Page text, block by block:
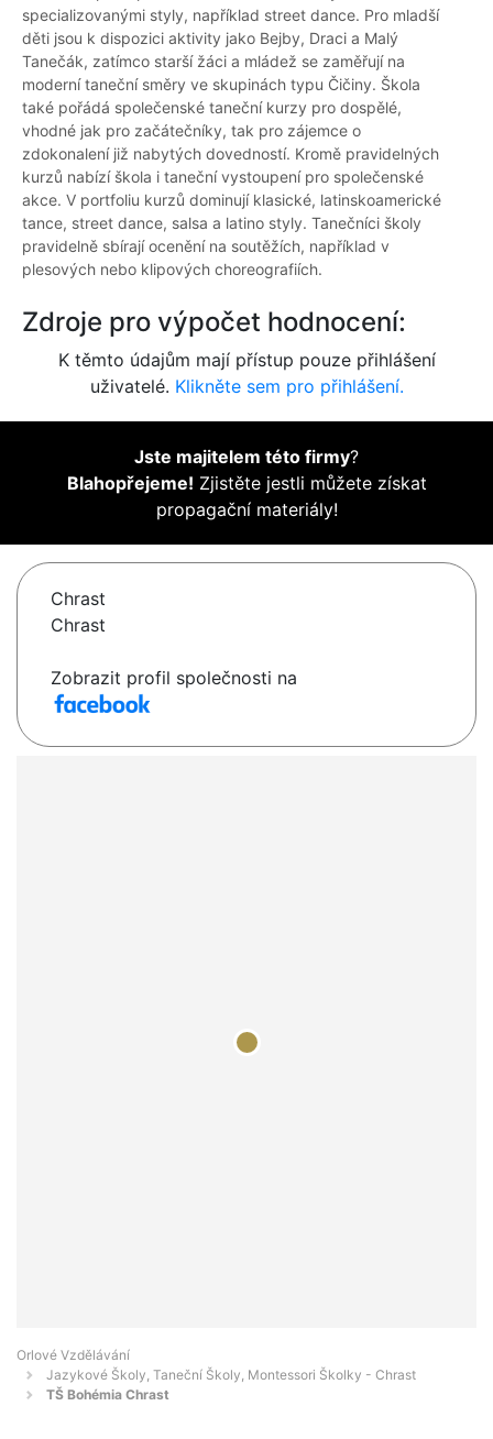
specializovanými styly, například street dance. Pro mladší
děti jsou k dispozici aktivity jako Bejby, Draci a Malý
Tanečák, zatímco starší žáci a mládež se zaměřují na
moderní taneční směry ve skupinách typu Čičiny. Škola
také pořádá společenské taneční kurzy pro dospělé,
vhodné jak pro začátečníky, tak pro zájemce o
zdokonalení již nabytých dovedností. Kromě pravidelných
kurzů nabízí škola i taneční vystoupení pro společenské
akce. V portfoliu kurzů dominují klasické, latinskoamerické
tance, street dance, salsa a latino styly. Tanečníci školy
pravidelně sbírají ocenění na soutěžích, například v
plesových nebo klipových choreografiích.
Zdroje pro výpočet hodnocení:
K těmto údajům mají přístup pouze přihlášení
uživatelé. Klikněte sem pro přihlášení.
Jste majitelem této firmy?
Blahopřejeme! Zjistěte jestli můžete získat
propagační materiály!
Chrast
Chrast
Zobrazit profil společnosti na
Orlové Vzdělávání
Jazykové Školy, Taneční Školy, Montessori Školky - Chrast
TŠ Bohémia Chrast